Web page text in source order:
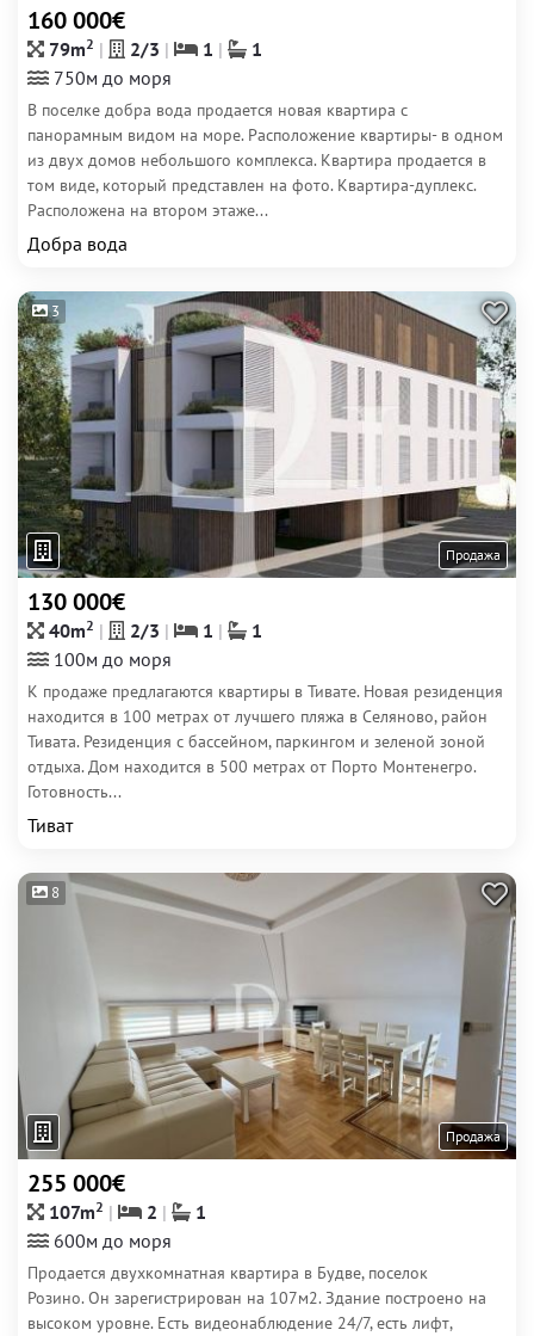
160 000€
79m2 2/3 1
1
750м до моря
В поселке добра вода продается новая квартира с
панорамным видом на море. Расположение квартиры- в одном
из двух домов небольшого комплекса. Квартира продается в
том виде, который представлен на фото. Квартира-дуплекс.
Расположена на втором этаже...
Добра вода
3
Продажа
130 000€
40m2 2/3 1
1
100м до моря
К продаже предлагаются квартиры в Тивате. Новая резиденция
находится в 100 метрах от лучшего пляжа в Селяново, район
Тивата. Резиденция с бассейном, паркингом и зеленой зоной
отдыха. Дом находится в 500 метрах от Порто Монтенегро.
Готовность...
Тиват
8
Продажа
255 000€
107m2 2
1
600м до моря
Продается двухкомнатная квартира в Будве, поселок
Розино. Он зарегистрирован на 107м2. Здание построено на
высоком уровне. Есть видеонаблюдение 24/7, есть лифт,